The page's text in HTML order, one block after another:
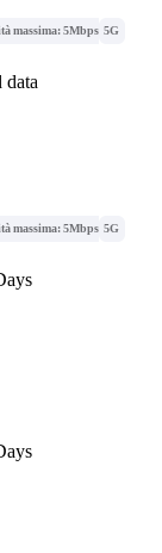
massima: 5Mbps 5G
data
massima: 5Mbps 5G